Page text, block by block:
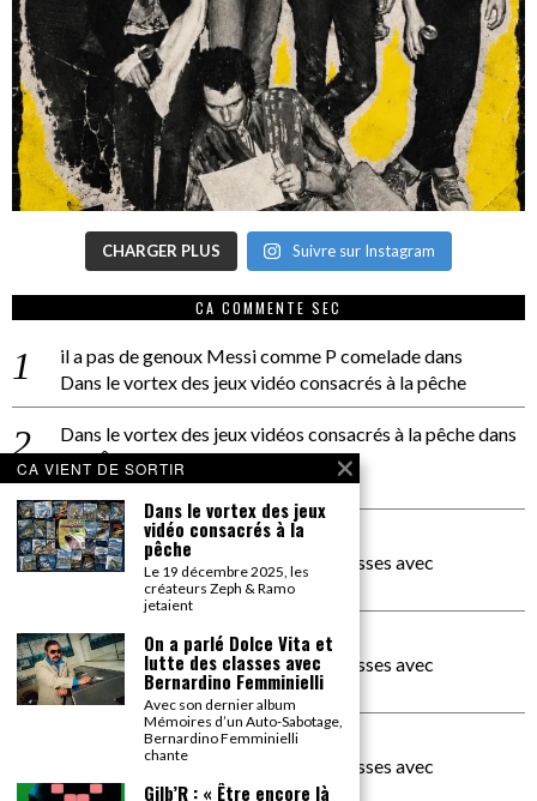
CHARGER PLUS Suivre sur Instagram
CA COMMENTE SEC
il a pas de genoux Messi comme P comeladedans
Dans le vortex des jeux vidéo consacrés à la pêche
Dans le vortex des jeux vidéos consacrés à la pêchedans
PACÔME THIELLEMENT
La séance d’Hip Gnose
La Patrie
dans
On a parlé Dolce Vita et lutte des classes avec
Bernardino Femminielli
carte noire negra à l'o tiededans
On a parlé Dolce Vita et lutte des classes avec
Bernardino Femminielli
moise et son mascarédans
On a parlé Dolce Vita et lutte des classes avec
Bernardino Femminielli
CA VIENT DE SORTIR
Dans le vortex des jeux
vidéo consacrés à la
pêche
Le 19 décembre 2025, les
créateurs Zeph & Ramo
jetaient
On a parlé Dolce Vita et
lutte des classes avec
Bernardino Femminielli
Avec son dernier album
Mémoires d’un Auto-Sabotage,
Bernardino Femminielli
chante
Gilb’R : « Être encore là